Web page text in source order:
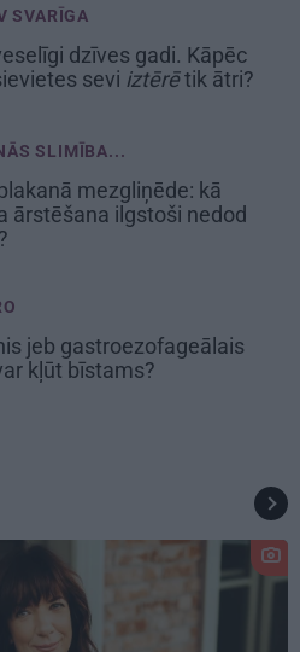
SVARĪGA
dzīves gadi. Kāpēc
sevi iztērētik ātri?
SLIMĪBA...
mezgliņēde: kā
ārstēšana ilgstoši nedod
jeb gastroezofageālais
kļūt bīstams?